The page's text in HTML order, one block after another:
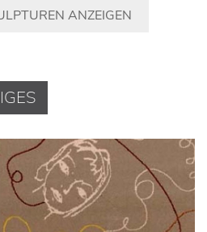
ANZEIGEN